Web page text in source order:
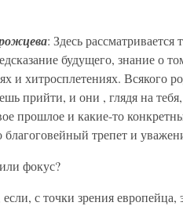
: Здесь рассматривается
будущего, знание о
и хитросплетениях. Всякого
прийти, и они , глядя на
прошлое и какие-то
благоговейный трепет и
фокус?
с точки зрения